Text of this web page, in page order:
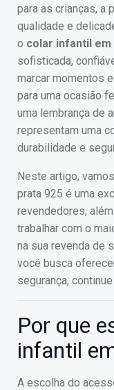
para as crianças, a
qualidade e
o colar infantil em
sofisticada,
marcar momentos
para uma ocasião
uma lembrança de
representam uma
durabilidade e
Neste artigo,
prata 925 é uma
revendedores,
trabalhar com o
na sua revenda de
você busca
segurança,
Por que
infantil
A escolha do